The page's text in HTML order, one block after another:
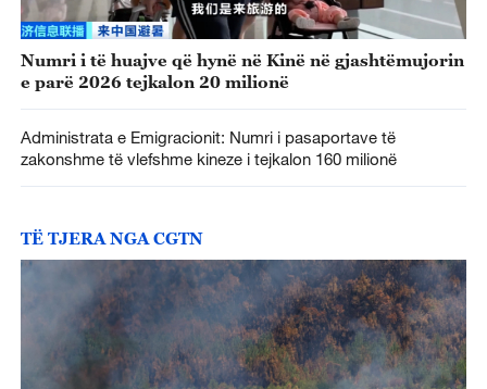
Numri i të huajve që hynë në Kinë në gjashtëmujorin
e parë 2026 tejkalon 20 milionë
Administrata e Emigracionit: Numri i pasaportave të
zakonshme të vlefshme kineze i tejkalon 160 milionë
TË TJERA NGA CGTN